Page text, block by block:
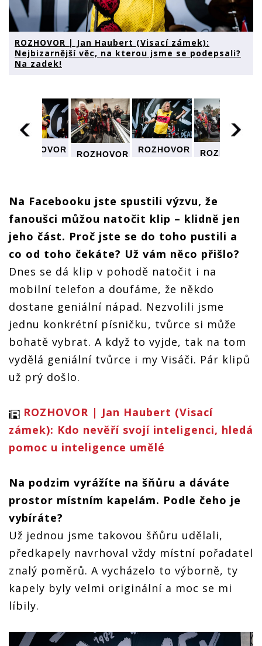
ROZHOVOR | Jan Haubert (Visací zámek):
Nejbizarnější věc, na kterou jsme se podepsali?
Na zadek!
ROZHOVOR
Nejbizarnější
věc, na
kterou
jsme se
Na zadek!
ROZHOVOR
zámek):
Nejbizarnější
věc, na
jsme se
podepsali?
Na zadek!
ROZHOVOR
Nejbizarnější
věc, na
kterou
jsme se
Na zadek!
ROZHOVOR
zámek):
Nejbizarnější
věc, na
kterou
jsme se
podepsali?
Na zadek!
Na Facebooku jste spustili výzvu, že
fanoušci můžou natočit klip – klidně jen
jeho část. Proč jste se do toho pustili a
co od toho čekáte? Už vám něco přišlo?
Dnes se dá klip v pohodě natočit i na
mobilní telefon a doufáme, že někdo
dostane geniální nápad. Nezvolili jsme
jednu konkrétní písničku, tvůrce si může
bohatě vybrat. A když to vyjde, tak na tom
vydělá geniální tvůrce i my Visáči. Pár klipů
už prý došlo.
ROZHOVOR | Jan Haubert (Visací
zámek): Kdo nevěří svojí inteligenci, hledá
pomoc u inteligence umělé
Na podzim vyrážíte na šňůru a dáváte
prostor místním kapelám. Podle čeho je
vybíráte?
Už jednou jsme takovou šňůru udělali,
předkapely navrhoval vždy místní pořadatel
znalý poměrů. A vycházelo to výborně, ty
kapely byly velmi originální a moc se mi
líbily.